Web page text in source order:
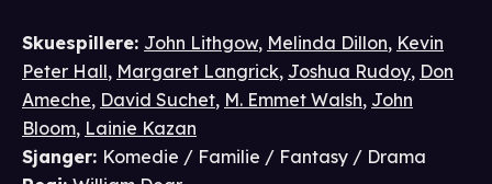
Skuespillere: John Lithgow, Melinda Dillon, Kevin
Peter Hall, Margaret Langrick, Joshua Rudoy, Don
Ameche, David Suchet, M. Emmet Walsh, John
Bloom, Lainie Kazan
Sjanger: Komedie / Familie / Fantasy / Drama